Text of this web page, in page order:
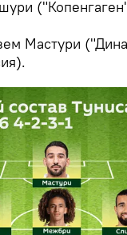
Мастури